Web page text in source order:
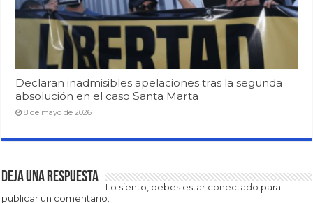
Declaran inadmisibles apelaciones tras la segunda
absolución en el caso Santa Marta
8 de mayo de 2026
Deja una respuesta
Lo siento, debes estar conectado para
publicar un comentario.